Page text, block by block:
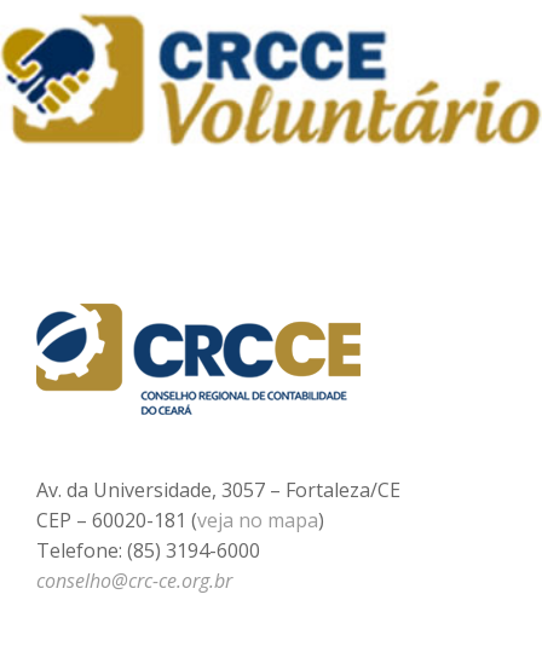
Av. da Universidade, 3057 – Fortaleza/CE
CEP – 60020-181 (veja no mapa)
Telefone: (85) 3194-6000
conselho@crc-ce.org.br